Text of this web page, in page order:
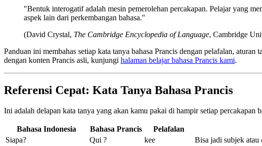
"Bentuk interogatif adalah mesin pemerolehan percakapan. Pelajar yang
aspek lain dari perkembangan bahasa."
(David Crystal, The Cambridge Encyclopedia of Language, Cambridge
Panduan ini membahas setiap kata tanya bahasa Prancis dengan pelafalan,
dengan konten Prancis asli, kunjungi halaman belajar bahasa Prancis kami.
Referensi Cepat: Kata Tanya Bahasa Prancis
Ini adalah delapan kata tanya yang akan kamu pakai di hampir setiap
Bahasa Indonesia Bahasa Prancis Pelafalan
Siapa?
Qui ? kee
Bisa jadi subjek